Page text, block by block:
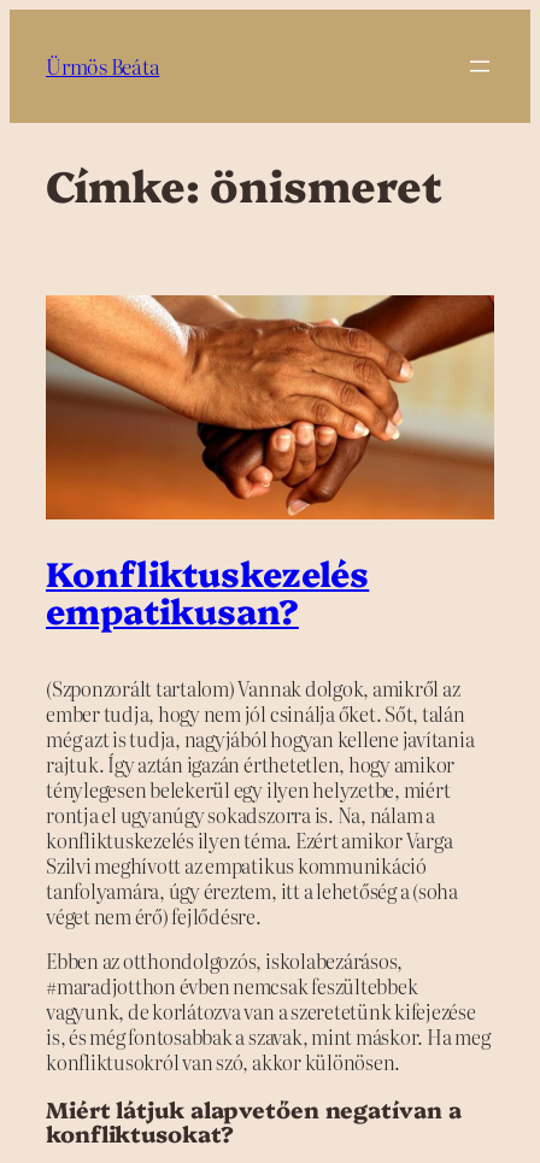
tartalomhoz
Ürmös Beáta
Címke: önismeret
Konfliktuskezelés
empatikusan?
(Szponzorált tartalom) Vannak dolgok, amikről az
ember tudja, hogy nem jól csinálja őket. Sőt, talán
még azt is tudja, nagyjából hogyan kellene javítania
rajtuk. Így aztán igazán érthetetlen, hogy amikor
ténylegesen belekerül egy ilyen helyzetbe, miért
rontja el ugyanúgy sokadszorra is. Na, nálam a
konfliktuskezelés ilyen téma. Ezért amikor Varga
Szilvi meghívott az empatikus kommunikáció
tanfolyamára, úgy éreztem, itt a lehetőség a (soha
véget nem érő) fejlődésre.
Ebben az otthondolgozós, iskolabezárásos,
#maradjotthon évben nemcsak feszültebbek
vagyunk, de korlátozva van a szeretetünk kifejezése
is, és még fontosabbak a szavak, mint máskor. Ha meg
konfliktusokról van szó, akkor különösen.
Miért látjuk alapvetően negatívan a
konfliktusokat?